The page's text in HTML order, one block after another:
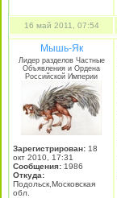
16 май 2011, 07:54
Мышь-Як
Лидер разделов Частные
Объявления и Ордена
Российской Империи
Зарегистрирован: 18
окт 2010, 17:31
Сообщения: 1986
Откуда:
Подольск,Московская
обл.